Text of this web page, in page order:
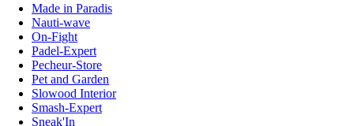
Made in Paradis
Nauti-wave
On-Fight
Padel-Expert
Pecheur-Store
Pet and Garden
Slowood Interior
Smash-Expert
Sneak'In